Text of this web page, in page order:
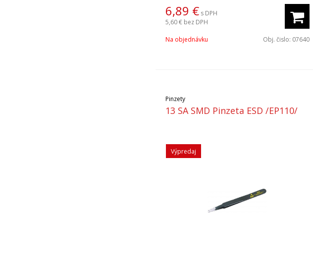
hlavicou, povrchový odpor 10mil - 10mld Ohmov.
Skrutkovač spĺňa normu IEC 61340-5-1 a je určený
pre použitie na súčiastkach ohrozených statickou
6,89 € s DPH
5,60 € bez DPH
Na objednávku Obj. čislo: 07640
Pinzety
13 SA SMD Pinzeta ESD /EP110/
Výpredaj